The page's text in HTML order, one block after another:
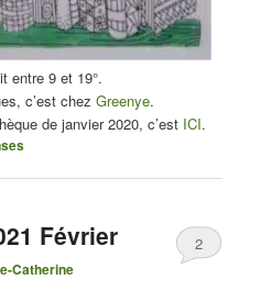
entre 9 et 19°.
c’est chezGreenye.
de janvier 2020, c’est ICI.
Février
Catherine
2